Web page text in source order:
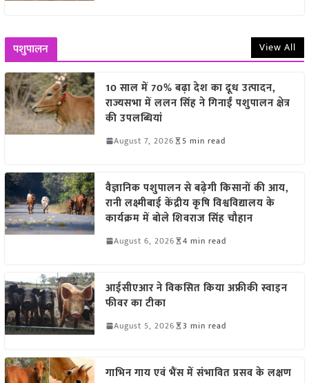
पशुपालन View All
10 साल में 70% बढ़ा देश का दूध उत्पादन,
राज्यसभा में ललन सिंह ने गिनाईं पशुपालन क्षेत्र
की उपलब्धियां
August 7, 2026 5 min read
वैज्ञानिक पशुपालन से बढ़ेगी किसानों की आय,
रानी लक्ष्मीबाई केंद्रीय कृषि विश्वविद्यालय के
कार्यक्रम में बोले शिवराज सिंह चौहान
August 6, 2026 4 min read
आईसीएआर ने विकसित किया अफ्रीकी स्वाइन
फीवर का टीका
August 5, 2026 3 min read
गाभिन गाय एवं भैंस में संभावित प्रसव के लक्षण